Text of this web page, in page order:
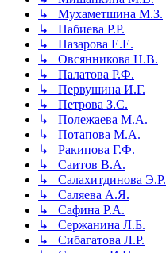
↳ Мухаметшина М.З.
↳ Набиева Р.Р.
↳ Назарова Е.Е.
↳ Овсянникова Н.В.
↳ Палатова Р.Ф.
↳ Первушина И.Г.
↳ Петрова З.С.
↳ Полежаева М.А.
↳ Потапова М.А.
↳ Ракипова Г.Ф.
↳ Саитов В.А.
↳ Салахитдинова Э.Р.
↳ Саляева А.Я.
↳ Сафина Р.А.
↳ Сержанина Л.Б.
↳ Сибагатова Л.Р.